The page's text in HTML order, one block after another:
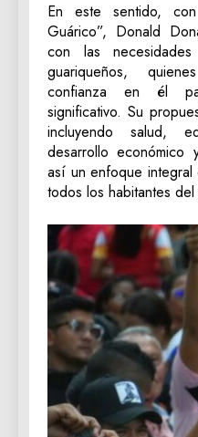
En este sentido,
Guárico”, Donald
con las
guariqueños,
confianza en él
significativo. Su
incluyendo salud,
desarrollo económico
así un enfoque
todos los habitantes del